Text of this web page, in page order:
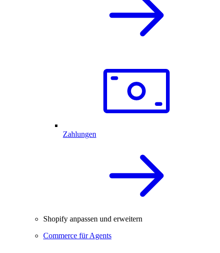
Zahlungen
Shopify anpassen und erweitern
Commerce für Agents